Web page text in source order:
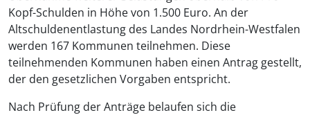
Kopf-Schulden in Höhe von 1.500 Euro. An der
Altschuldenentlastung des Landes Nordrhein-Westfalen
werden 167 Kommunen teilnehmen. Diese
teilnehmenden Kommunen haben einen Antrag gestellt,
der den gesetzlichen Vorgaben entspricht.
Nach Prüfung der Anträge belaufen sich die